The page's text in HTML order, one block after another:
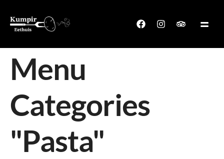
Menu
Categories
"Pasta"